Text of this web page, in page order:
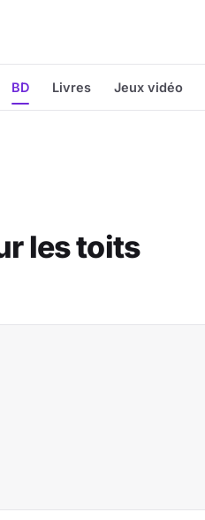
BD Livres Jeux vidéo
les toits